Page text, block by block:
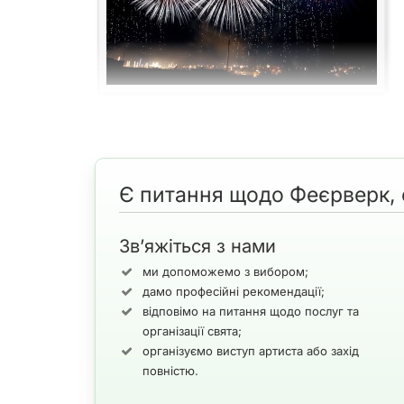
складно обрати самостійно. Ми наведемо деякі
Видеопримеры
Є питання щодо Феєрверк,
Зв’яжіться з нами
ми допоможемо з вибором;
дамо професійні рекомендації;
відповімо на питання щодо послуг та
організації свята;
організуємо виступ артиста або захід
повністю.